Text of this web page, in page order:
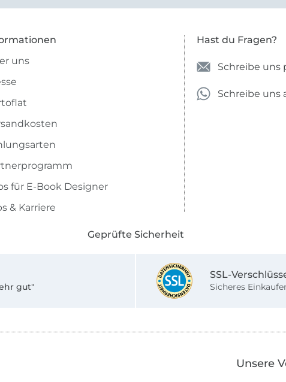
uns
für E-Book Designer
& Karriere
Hast du Fragen?
Schreibe uns
Schreibe uns
Geprüfte Sicherheit
gut"
SSL-
Sicheres
Unsere